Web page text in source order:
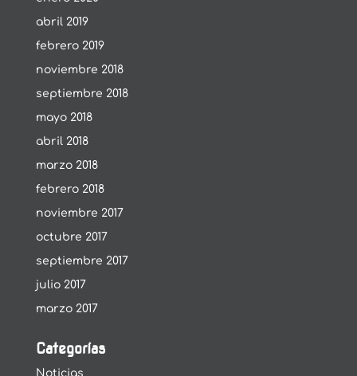
abril 2019
febrero 2019
noviembre 2018
septiembre 2018
mayo 2018
abril 2018
marzo 2018
febrero 2018
noviembre 2017
octubre 2017
septiembre 2017
julio 2017
marzo 2017
Categorías
Noticias